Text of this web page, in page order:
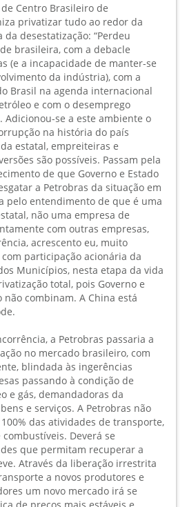
Centro Brasileiro de
privatizar tudo ao redor da
da desestatização: “Perdeu
brasileira, com a debacle
(e a incapacidade de manter-se
da indústria), com a
Brasil na agenda internacional
e com o desemprego
Adicionou-se a este ambiente o
na história do país
estatal, empreiteiras e
são possíveis. Passam pela
de que Governo e Estado
a Petrobras da situação em
pelo entendimento de que é uma
não uma empresa de
com outras empresas,
acrescento eu, muito
participação acionária da
Municípios, nesta etapa da vida
total, pois Governo e
combinam. A China está
a Petrobras passaria a
no mercado brasileiro, com
blindada às ingerências
passando à condição de
e gás, demandadoras da
e serviços. A Petrobras não
das atividades de transporte,
Deverá se
que permitam recuperar a
Através da liberação irrestrita
a novos produtores e
um novo mercado irá se